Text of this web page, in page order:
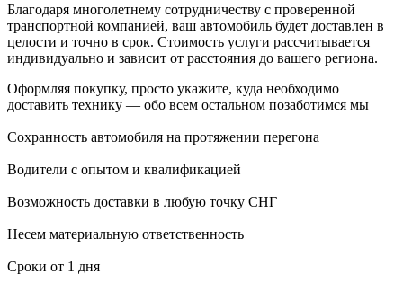
Благодаря многолетнему сотрудничеству с проверенной
транспортной компанией, ваш автомобиль будет доставлен в
целости и точно в срок. Стоимость услуги рассчитывается
индивидуально и зависит от расстояния до вашего региона.
Оформляя покупку, просто укажите, куда необходимо
доставить технику — обо всем остальном позаботимся мы
Сохранность автомобиля на протяжении перегона
Водители с опытом и квалификацией
Возможность доставки в любую точку СНГ
Несем материальную ответственность
Сроки от 1 дня